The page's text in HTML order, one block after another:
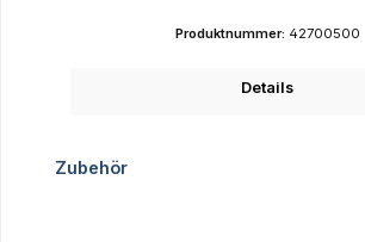
Produktnummer: 42700500
Details
Produktgalerie überspringen
Zubehör